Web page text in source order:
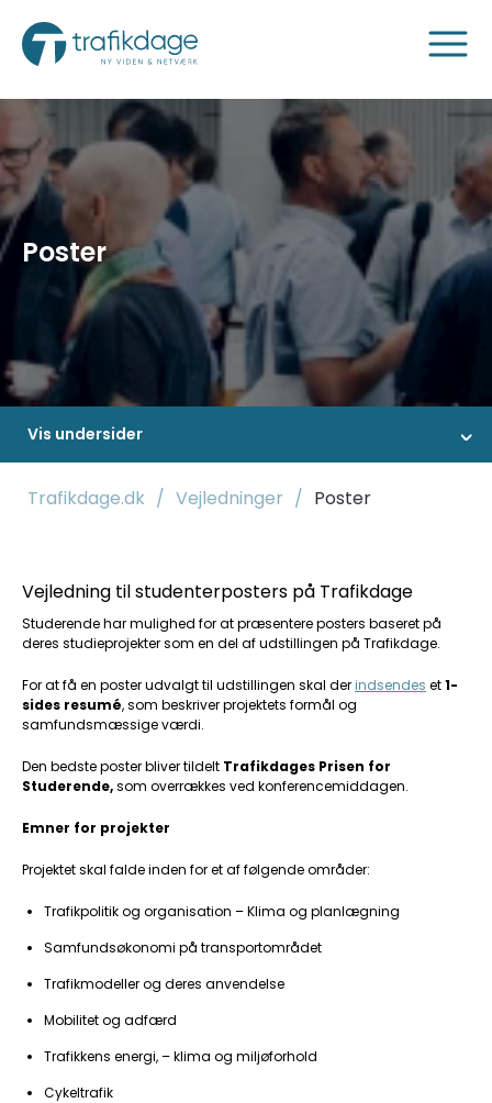
Poster
Vis undersider
Trafikdage.dk / Vejledninger / Poster
Vejledning til studenterposters på Trafikdage
Studerende har mulighed for at præsentere posters baseret på
deres studieprojekter som en del af udstillingen på Trafikdage.
For at få en poster udvalgt til udstillingen skal derindsendes et1-
sides resumé, som beskriver projektets formål og
samfundsmæssige værdi.
Den bedste poster bliver tildelt Trafikdages Prisen for
Studerende,som overrækkes ved konferencemiddagen.
Emner for projekter
Projektet skal falde inden for et af følgende områder:
Trafikpolitik og organisation – Klima og planlægning
Samfundsøkonomi på transportområdet
Trafikmodeller og deres anvendelse
Mobilitet og adfærd
Trafikkens energi, – klima og miljøforhold
Cykeltrafik